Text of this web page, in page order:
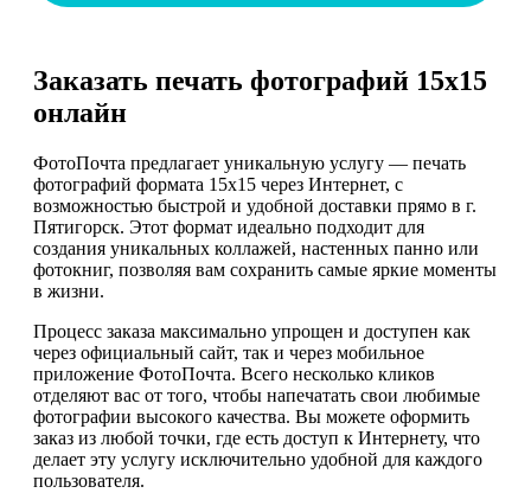
Заказать печать фотографий 15х15
онлайн
ФотоПочта предлагает уникальную услугу — печать
фотографий формата 15х15 через Интернет, с
возможностью быстрой и удобной доставки прямо в г.
Пятигорск. Этот формат идеально подходит для
создания уникальных коллажей, настенных панно или
фотокниг, позволяя вам сохранить самые яркие моменты
в жизни.
Процесс заказа максимально упрощен и доступен как
через официальный сайт, так и через мобильное
приложение ФотоПочта. Всего несколько кликов
отделяют вас от того, чтобы напечатать свои любимые
фотографии высокого качества. Вы можете оформить
заказ из любой точки, где есть доступ к Интернету, что
делает эту услугу исключительно удобной для каждого
пользователя.